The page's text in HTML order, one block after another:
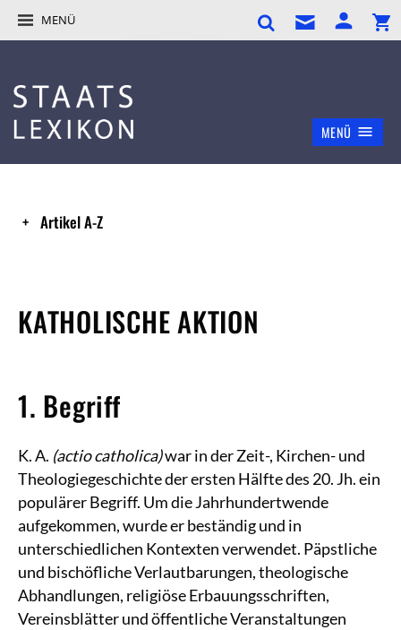
MENÜ
MENÜ
Artikel A-Z
KATHOLISCHE AKTION
1. Begriff
K. A. (actio catholica)war in der Zeit-, Kirchen- und
Theologiegeschichte der ersten Hälfte des 20. Jh. ein
populärer Begriff. Um die Jahrhundertwende
aufgekommen, wurde er beständig und in
unterschiedlichen Kontexten verwendet. Päpstliche
und bischöfliche Verlautbarungen, theologische
Abhandlungen, religiöse Erbauungsschriften,
Vereinsblätter und öffentliche Veranstaltungen